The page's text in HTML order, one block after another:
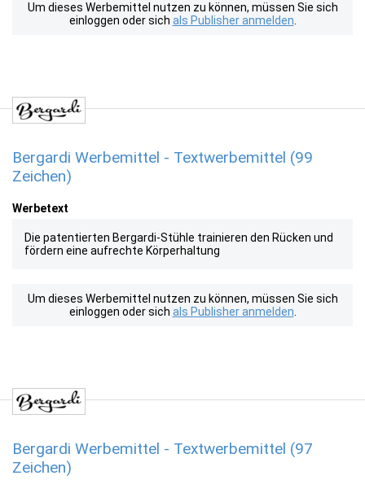
Um dieses Werbemittel nutzen zu können, müssen Sie sich
einloggen oder sich als Publisher anmelden
Bergardi Werbemittel - Textwerbemittel (99
Zeichen)
Werbetext
Die patentierten Bergardi-Stühle trainieren den Rücken und
fördern eine aufrechte Körperhaltung
Um dieses Werbemittel nutzen zu können, müssen Sie sich
einloggen oder sich als Publisher anmelden
Bergardi Werbemittel - Textwerbemittel (97
Zeichen)